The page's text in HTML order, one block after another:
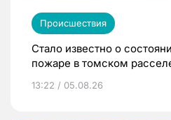
Происшествия
Стало известно о
пожаре в томском
13:22 / 05.08.26